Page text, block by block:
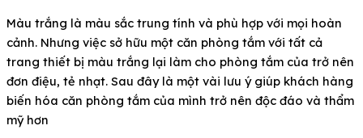
Màu trắng là màu sắc trung tính và phù hợp với mọi hoàn
cảnh. Nhưng việc sở hữu một căn phòng tắm với tất cả
trang thiết bị màu trắng lại làm cho phòng tắm của trở nên
đơn điệu, tẻ nhạt. Sau đây là một vài lưu ý giúp khách hàng
biến hóa căn phòng tắm của mình trở nên độc đáo và thẩm
mỹ hơn